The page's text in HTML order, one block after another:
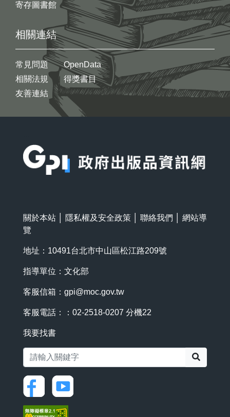
寄存圖書館
相關連結
常見問題
相關法規
友善連結
OpenData
得獎書目
關於本站 隱私權及安全政策 聯絡我們
網站導
覽
地址：10491台北市中山區松江路209號
指導單位：文化部
客服信箱： gpi@moc.gov.tw
客服電話：：02-2518-0207 分機22
我要找書